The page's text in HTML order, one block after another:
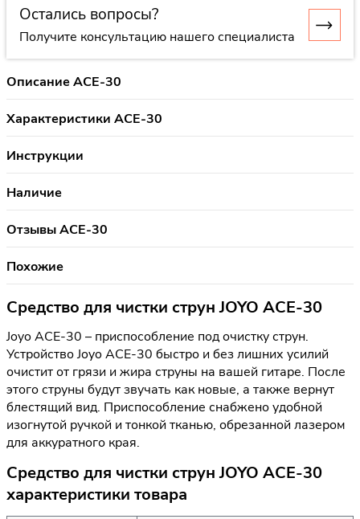
Остались вопросы?
Получите консультацию нашего специалиста
Описание ACE-30
Характеристики ACE-30
Инструкции
Наличие
Отзывы ACE-30
Похожие
Средство для чистки струн JOYO ACE-30
Joyo ACE-30 – приспособление под очистку струн.
Устройство Joyo ACE-30 быстро и без лишних усилий
очистит от грязи и жира струны на вашей гитаре. После
этого струны будут звучать как новые, а также вернут
блестящий вид. Приспособление снабжено удобной
изогнутой ручкой и тонкой тканью, обрезанной лазером
для аккуратного края.
Средство для чистки струн JOYO ACE-30
характеристики товара